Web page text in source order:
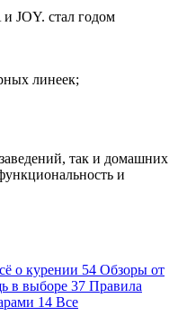
JOY. стал годом
линеек;
так и домашних
и
о курении 54 Обзоры от
в выборе 37 Правила
14 Все